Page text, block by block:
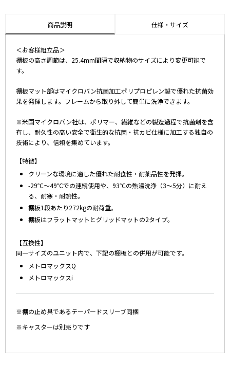
商品説明 仕様・サイズ
＜お客様組立品＞
棚板の高さ調節は、25.4mm間隔で収納物のサイズにより変更可能で
す。
棚板マット部はマイクロバン抗菌加工ポリプロピレン製で優れた抗菌効
果を発揮します。フレームから取り外して簡単に洗浄できます。
※米国マイクロバン社は、ポリマー、繊維などの製造過程で抗菌剤を含
有し、耐久性の高い安全で衛生的な抗菌・抗カビ仕様に加工する独自の
技術により、信頼を集めています。
【特徴】
クリーンな環境に適した優れた耐食性・耐薬品性を発揮。
-29℃～49℃での連続使用や、93℃の熱湯洗浄（3～5分）に耐え
る、耐寒・耐熱性。
棚板1段あたり272kgの耐荷重。
棚板はフラットマットとグリッドマットの2タイプ。
【互換性】
同一サイズのユニット内で、下記の棚板との併用が可能です。
メトロマックスQ
メトロマックスi
※棚の止め具であるテーパードスリーブ同梱
※キャスターは別売りです